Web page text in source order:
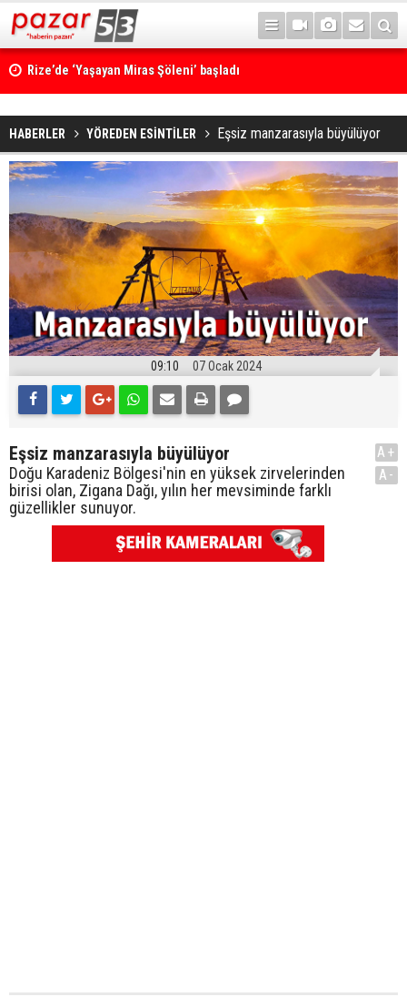
Rize’de ‘Yaşayan Miras Şöleni’ başladı
HABERLER YÖREDEN ESİNTİLER Eşsiz manzarasıyla büyülüyor
09:10 07 Ocak 2024
Eşsiz manzarasıyla büyülüyor
Doğu Karadeniz Bölgesi'nin en yüksek zirvelerinden
birisi olan, Zigana Dağı, yılın her mevsiminde farklı
güzellikler sunuyor.
A+
A-